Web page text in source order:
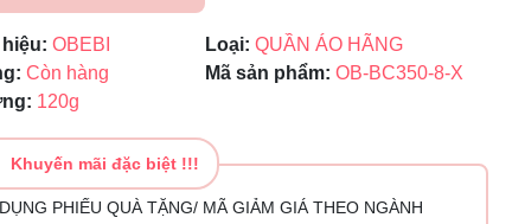
OBEBI Loại: QUẦN ÁO HÃNG
Còn hàng Mã sản phẩm: OB-BC350-8-X
120g
Khuyến mãi đặc biệt !!!
PHIẾU QUÀ TẶNG/ MÃ GIẢM GIÁ THEO NGÀNH